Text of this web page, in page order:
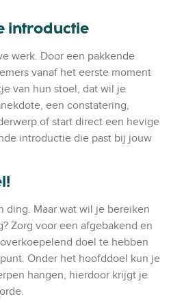
introductie
werk. Door een pakkende
vanaf het eerste moment
van hun stoel, dat wil je
een constatering,
of start direct een hevige
introductie die past bij jouw
ding. Maar wat wil je bereiken
Zorg voor een afgebakend en
doel te hebben
Onder het hoofddoel kun je
hangen, hierdoor krijgt je